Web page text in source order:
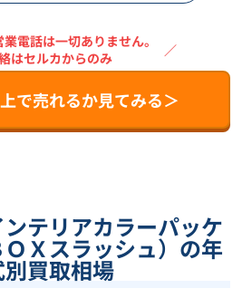
業電話は一切ありません。
はセルカからのみ
／
で売れるか見てみる＞
テリアカラーパッケ
Ｘスラッシュ）の年
別買取相場